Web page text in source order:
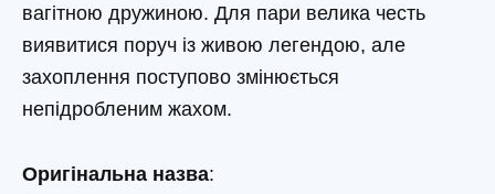
вагітною дружиною. Для пари велика честь
виявитися поруч із живою легендою, але
захоплення поступово змінюється
непідробленим жахом.
Оригінальна назва: